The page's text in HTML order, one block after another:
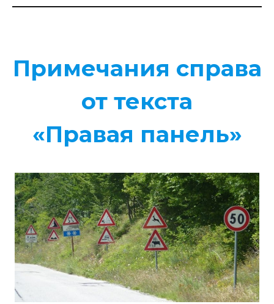
Примечания справа
от текста
«Правая панель»